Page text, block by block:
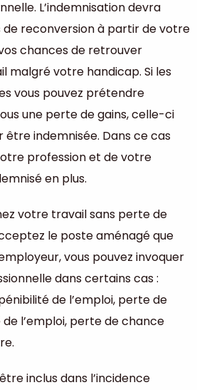
L’indemnisation devra
de reconversion à partir de votre
chances de retrouver
malgré votre handicap. Si les
vous pouvez prétendre
une perte de gains, celle-ci
indemnisée. Dans ce cas
profession et de votre
en plus.
votre travail sans perte de
le poste aménagé que
vous pouvez invoquer
dans certains cas :
de l’emploi, perte de
l’emploi, perte de chance
inclus dans l’incidence